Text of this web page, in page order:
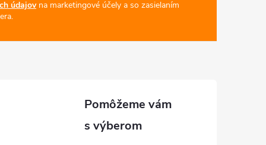
údajovna marketingové účely a so zasielaním